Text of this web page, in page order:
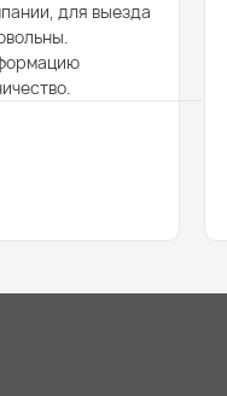
для выезда